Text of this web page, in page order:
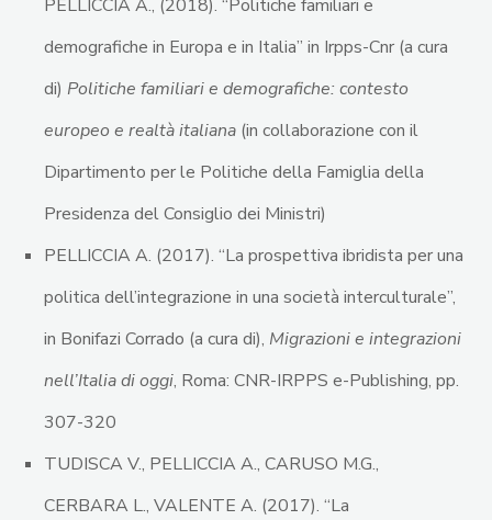
PELLICCIA A., (2018). “Politiche familiari e
demografiche in Europa e in Italia” in Irpps-Cnr (a cura
di) Politiche familiari e demografiche: contesto
europeo e realtà italiana (in collaborazione con il
Dipartimento per le Politiche della Famiglia della
Presidenza del Consiglio dei Ministri)
PELLICCIA A. (2017). “La prospettiva ibridista per una
politica dell’integrazione in una società interculturale”,
in Bonifazi Corrado (a cura di), Migrazioni e integrazioni
nell’Italia di oggi, Roma: CNR-IRPPS e-Publishing, pp.
307-320
TUDISCA V., PELLICCIA A., CARUSO M.G.,
CERBARA L., VALENTE A. (2017). “La